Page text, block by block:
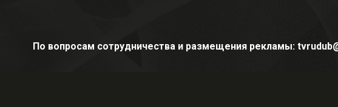
По вопросам сотрудничества и размещения рекламы: